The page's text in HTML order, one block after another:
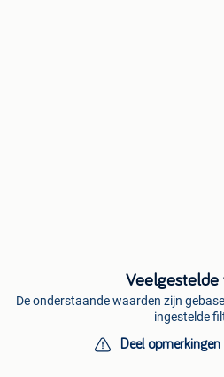
Veelgestelde
De onderstaande waarden zijn
ingestelde
Deel opmerkingen